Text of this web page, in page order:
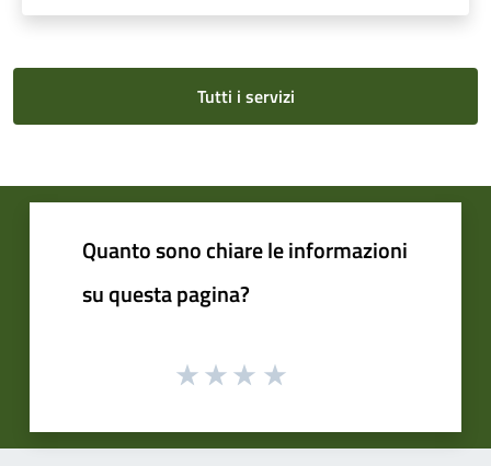
Tutti i servizi
Quanto sono chiare le informazioni
su questa pagina?